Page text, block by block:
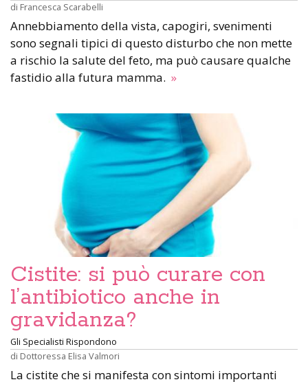
di Francesca Scarabelli
Annebbiamento della vista, capogiri, svenimenti
sono segnali tipici di questo disturbo che non mette
a rischio la salute del feto, ma può causare qualche
fastidio alla futura mamma. »
Cistite: si può curare con
l’antibiotico anche in
gravidanza?
Gli Specialisti Rispondono
di Dottoressa Elisa Valmori
La cistite che si manifesta con sintomi importanti